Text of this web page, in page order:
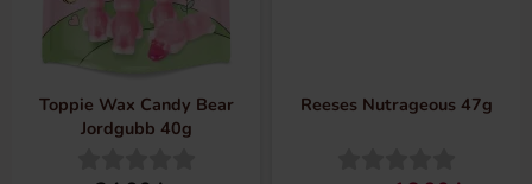
Toppie Wax Candy Bear
Jordgubb 40g
Reeses Nutrageous 47g